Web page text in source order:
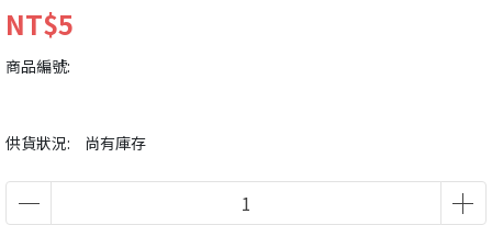
NT$5
商品編號:
供貨狀況: 尚有庫存